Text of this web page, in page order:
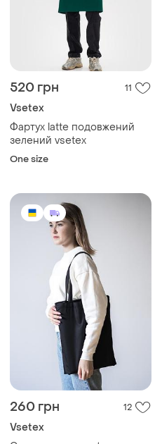
520 грн 11
Vsetex
Фартух latte подовжений
зелений vsetex
One size
260 грн 12
Vsetex